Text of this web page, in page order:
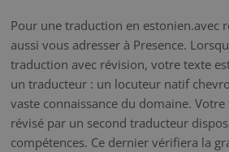
Pour une traduction en estonien.avec
aussi vous adresser à Presence.
traduction avec révision, votre texte
un traducteur : un locuteur natif
vaste connaissance du domaine.
révisé par un second traducteur
compétences. Ce dernier vérifiera la